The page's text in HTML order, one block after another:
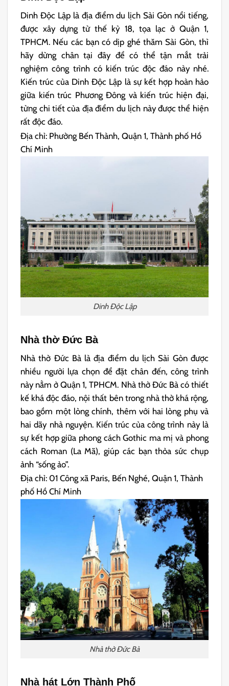
Dinh Độc Lập là địa điểm du lịch Sài Gòn nổi tiếng,
được xây dựng từ thế kỷ 18, tọa lạc ở Quận 1,
TPHCM. Nếu các bạn có dịp ghé thăm Sài Gòn, thì
hãy dừng chân tại đây để có thể tận mắt trải
nghiệm công trình có kiến trúc độc đáo này nhé.
Kiến trúc của Dinh Độc Lập là sự kết hợp hoàn hảo
giữa kiến trúc Phương Đông và kiến trúc hiện đại,
từng chi tiết của địa điểm du lịch này được thể hiện
rất độc đáo.
Địa chỉ: Phường Bến Thành, Quận 1, Thành phố Hồ
Chí Minh
Dinh Độc Lập
Nhà thờ Đức Bà
Nhà thờ Đức Bà là địa điểm du lịch Sài Gòn được
nhiều người lựa chọn để đặt chân đến, công trình
này nằm ở Quận 1, TPHCM. Nhà thờ Đức Bà có thiết
kế khá độc đáo, nội thất bên trong nhà thờ khá rộng,
bao gồm một lòng chính, thêm với hai lòng phụ và
hai dãy nhà nguyện. Kiến trúc của công trình này là
sự kết hợp giữa phong cách Gothic ma mị và phong
cách Roman (La Mã), giúp các bạn thỏa sức chụp
ảnh “sống ảo”.
Địa chỉ: 01 Công xã Paris, Bến Nghé, Quận 1, Thành
phố Hồ Chí Minh
Nhà thờ Đức Bà
Nhà hát Lớn Thành Phố